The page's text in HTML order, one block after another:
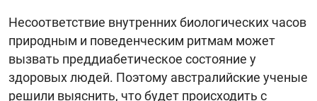
Несоответствие внутренних биологических часов
природным и поведенческим ритмам может
вызвать преддиабетическое состояние у
здоровых людей. Поэтому австралийские ученые
решили выяснить, что будет происходить с